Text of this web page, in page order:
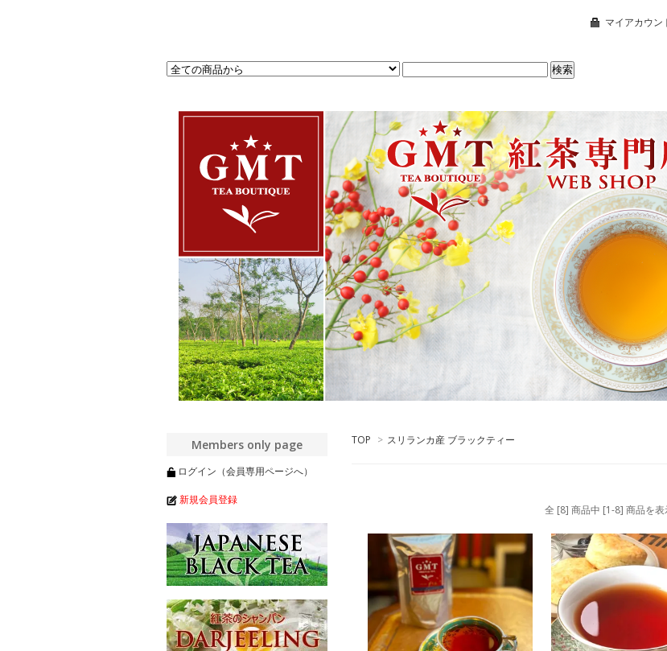
マイアカウン
TOP > スリランカ産 ブラックティー
全 [8] 商品中 [1-8] 商品を表
Members only page
ログイン（会員専用ページへ）
新規会員登録